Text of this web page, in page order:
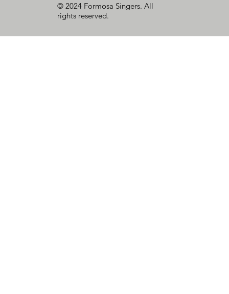
© 2024 Formosa Singers. All
rights reserved.